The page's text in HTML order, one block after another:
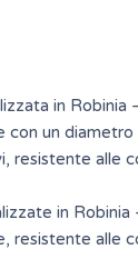
in Robinia
con un diametro
resistente alle
in Robinia
resistente alle